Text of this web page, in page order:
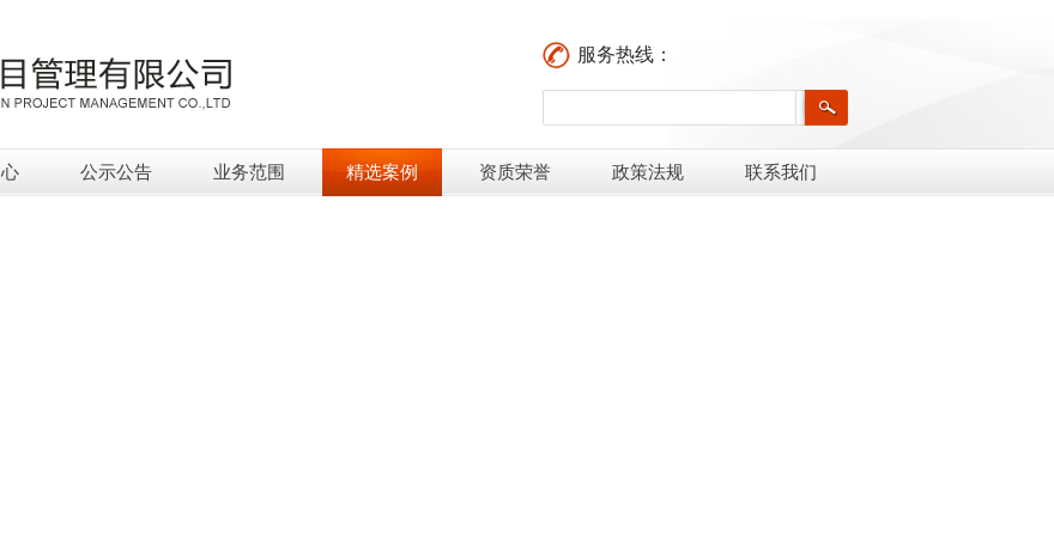
服务热线：
公示公告 业务范围 精选案例 资质荣誉 政策法规 联系我们